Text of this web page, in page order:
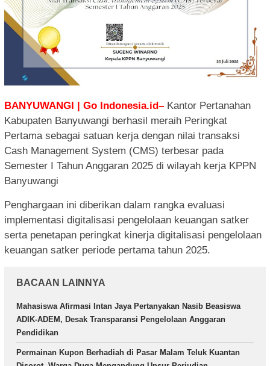
BANYUWANGI | Go Indonesia.id– Kantor Pertanahan
Kabupaten Banyuwangi berhasil meraih Peringkat
Pertama sebagai satuan kerja dengan nilai transaksi
Cash Management System (CMS) terbesar pada
Semester I Tahun Anggaran 2025 di wilayah kerja KPPN
Banyuwangi
Penghargaan ini diberikan dalam rangka evaluasi
implementasi digitalisasi pengelolaan keuangan satker
serta penetapan peringkat kinerja digitalisasi pengelolaan
keuangan satker periode pertama tahun 2025.
BACAAN LAINNYA
Mahasiswa Afirmasi Intan Jaya Pertanyakan Nasib Beasiswa
ADIK-ADEM, Desak Transparansi Pengelolaan Anggaran
Pendidikan
Permainan Kupon Berhadiah di Pasar Malam Teluk Kuantan